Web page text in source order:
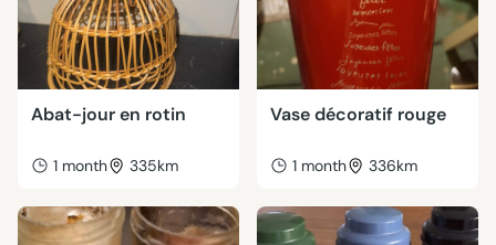
Abat-jour en rotin
1 month 335km
Vase décoratif rouge
1 month 336km